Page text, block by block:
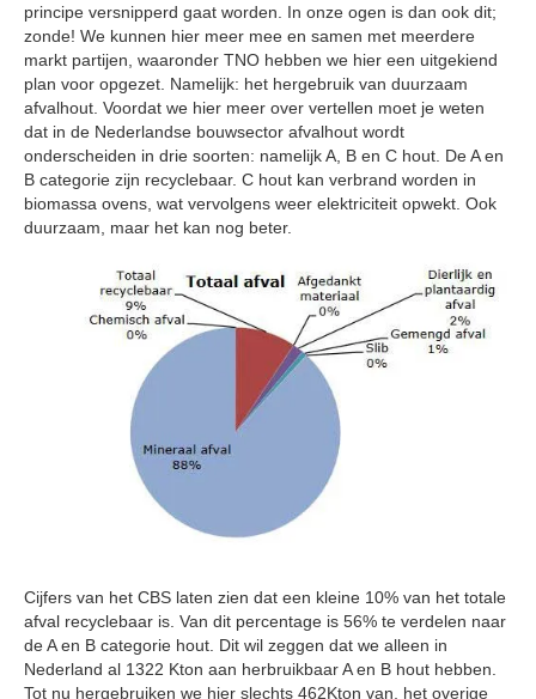
principe versnipperd gaat worden. In onze ogen is dan ook dit;
zonde! We kunnen hier meer mee en samen met meerdere
markt partijen, waaronder TNO hebben we hier een uitgekiend
plan voor opgezet. Namelijk: het hergebruik van duurzaam
afvalhout. Voordat we hier meer over vertellen moet je weten
dat in de Nederlandse bouwsector afvalhout wordt
onderscheiden in drie soorten: namelijk A, B en C hout. De A en
B categorie zijn recyclebaar. C hout kan verbrand worden in
biomassa ovens, wat vervolgens weer elektriciteit opwekt. Ook
duurzaam, maar het kan nog beter.
Cijfers van het CBS laten zien dat een kleine 10% van het totale
afval recyclebaar is. Van dit percentage is 56% te verdelen naar
de A en B categorie hout. Dit wil zeggen dat we alleen in
Nederland al 1322 Kton aan herbruikbaar A en B hout hebben.
Tot nu hergebruiken we hier slechts 462Kton van, het overige